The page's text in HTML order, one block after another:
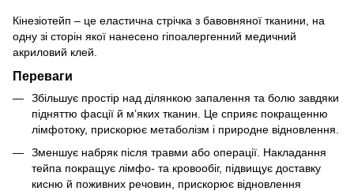
Кінезіотейп – це еластична стрічка з бавовняної тканини, на
одну зі сторін якої нанесено гіпоалергенний медичний
акриловий клей.
Переваги
Збільшує простір над ділянкою запалення та болю завдяки
підняттю фасції й м’яких тканин. Це сприяє покращенню
лімфотоку, прискорює метаболізм і природне відновлення.
Зменшує набряк після травми або операції. Накладання
тейпа покращує лімфо- та кровообіг, підвищує доставку
кисню й поживних речовин, прискорює відновлення